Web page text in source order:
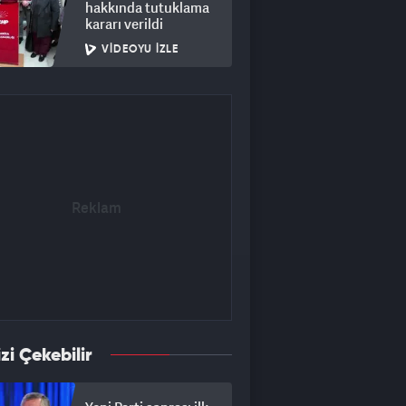
hakkında tutuklama
kararı verildi
VIDEOYU İZLE
Çekebilir